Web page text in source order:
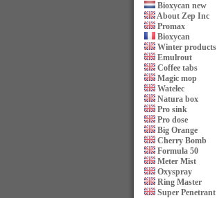
Bioxycan new
About Zep Inc
Promax
Bioxycan
Winter products
Emulrout
Coffee tabs
Magic mop
Watelec
Natura box
Pro sink
Pro dose
Big Orange
Cherry Bomb
Formula 50
Meter Mist
Oxyspray
Ring Master
Super Penetrant